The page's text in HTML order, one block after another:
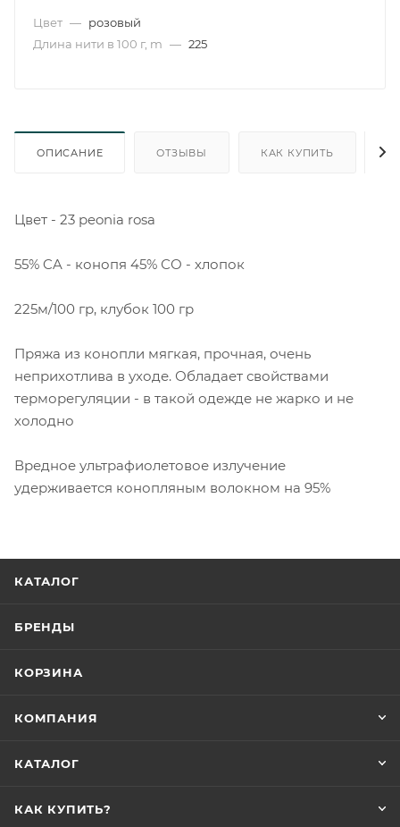
Цвет — розовый
Длина нити в 100 г, m — 225
ОПИСАНИЕ ОТЗЫВЫ КАК КУПИТЬ
Цвет - 23 peonia rosa
55% CA - конопя 45% СО - хлопок
225м/100 гр, клубок 100 гр
Пряжа из конопли мягкая, прочная, очень
неприхотлива в уходе. Обладает свойствами
терморегуляции - в такой одежде не жарко и не
холодно
Вредное ультрафиолетовое излучение
удерживается конопляным волокном на 95%
КАТАЛОГ
БРЕНДЫ
КОРЗИНА
КОМПАНИЯ
КАТАЛОГ
КАК КУПИТЬ?